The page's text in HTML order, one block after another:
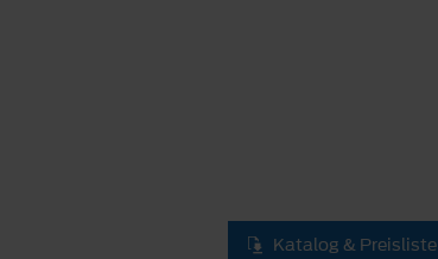
Katalog & Preisliste